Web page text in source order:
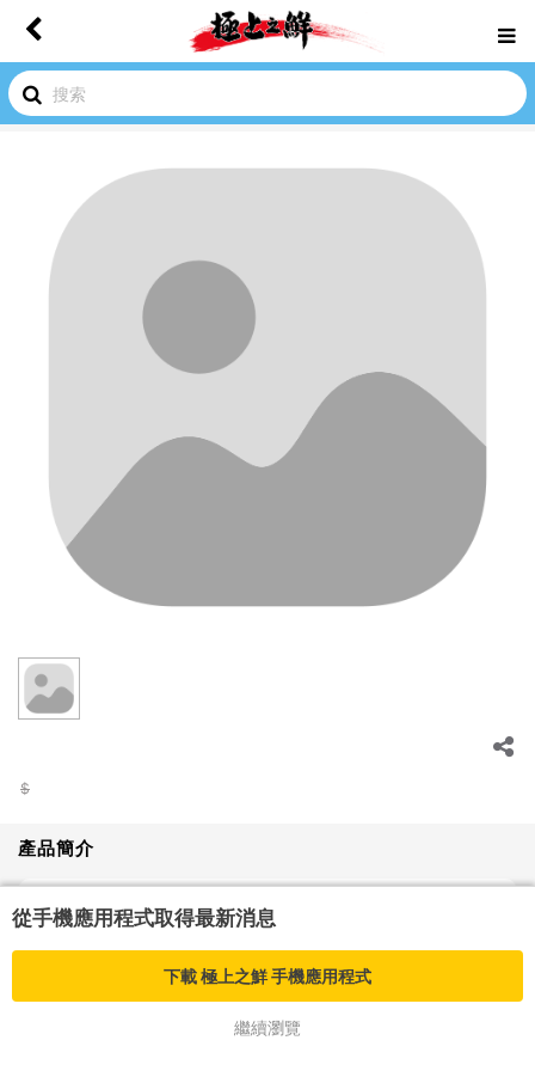
$
產品簡介
加入購物車
從手機應用程式取得最新消息
下載極上之鮮手機應用程式
繼續瀏覽